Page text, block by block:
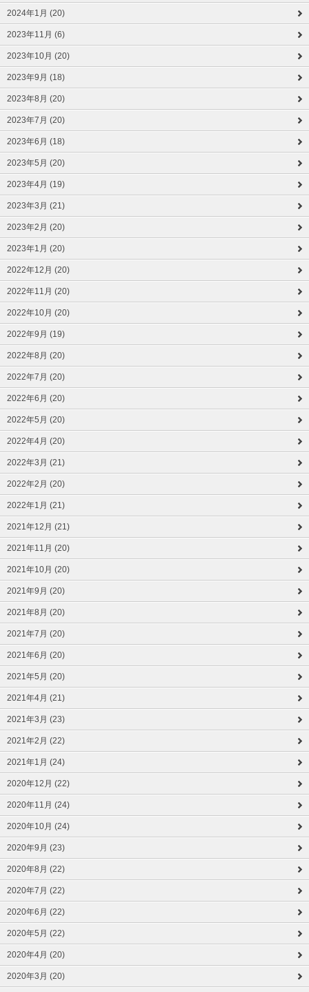
2024年1月 (20)
2023年11月 (6)
2023年10月 (20)
2023年9月 (18)
2023年8月 (20)
2023年7月 (20)
2023年6月 (18)
2023年5月 (20)
2023年4月 (19)
2023年3月 (21)
2023年2月 (20)
2023年1月 (20)
2022年12月 (20)
2022年11月 (20)
2022年10月 (20)
2022年9月 (19)
2022年8月 (20)
2022年7月 (20)
2022年6月 (20)
2022年5月 (20)
2022年4月 (20)
2022年3月 (21)
2022年2月 (20)
2022年1月 (21)
2021年12月 (21)
2021年11月 (20)
2021年10月 (20)
2021年9月 (20)
2021年8月 (20)
2021年7月 (20)
2021年6月 (20)
2021年5月 (20)
2021年4月 (21)
2021年3月 (23)
2021年2月 (22)
2021年1月 (24)
2020年12月 (22)
2020年11月 (24)
2020年10月 (24)
2020年9月 (23)
2020年8月 (22)
2020年7月 (22)
2020年6月 (22)
2020年5月 (22)
2020年4月 (20)
2020年3月 (20)